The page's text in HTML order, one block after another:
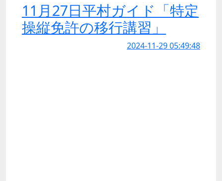
11月27日平村ガイド「特定
操縦免許の移行講習」
2024-11-29 05:49:48